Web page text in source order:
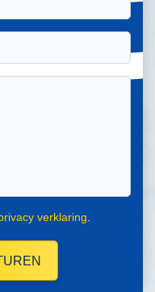
verklaring